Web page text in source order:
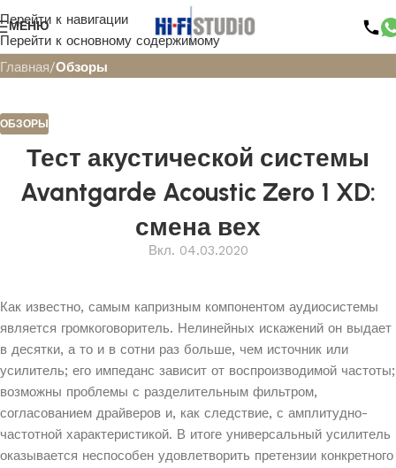
Перейти к навигации
Перейти к основному содержимому
МЕНЮ
Блог
Главная/Обзоры
ОБЗОРЫ
Тест акустической системы
Avantgarde Acoustic Zero 1 XD:
смена вех
Вкл. 04.03.2020
Как известно, самым капризным компонентом аудиосистемы
является громкоговоритель. Нелинейных искажений он выдает
в десятки, а то и в сотни раз больше, чем источник или
усилитель; его импеданс зависит от воспроизводимой частоты;
возможны проблемы с разделительным фильтром,
согласованием драйверов и, как следствие, с амплитудно-
частотной характеристикой. В итоге универсальный усилитель
оказывается неспособен удовлетворить претензии конкретного